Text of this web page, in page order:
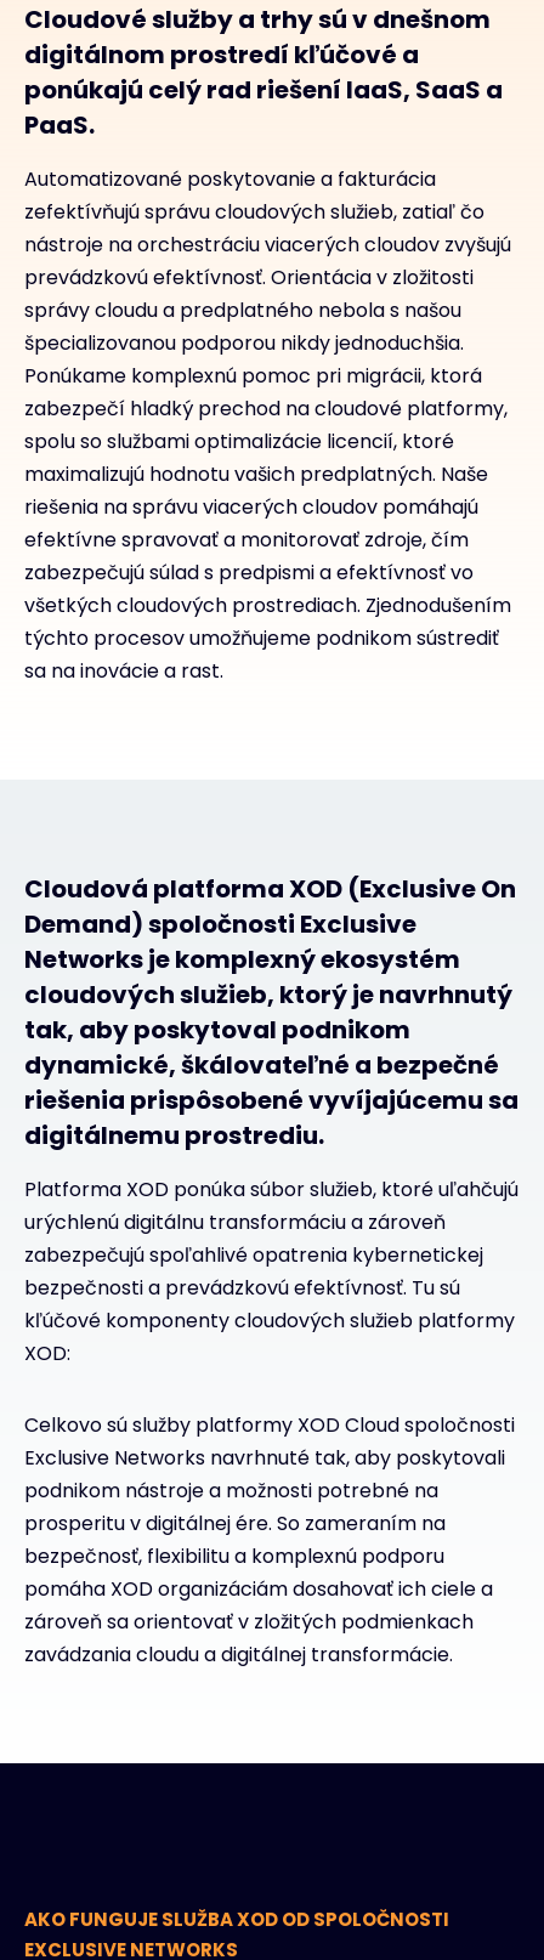
Cloudové služby a trhy sú v dnešnom
digitálnom prostredí kľúčové a
ponúkajú celý rad riešení IaaS, SaaS a
PaaS.
Automatizované poskytovanie a fakturácia
zefektívňujú správu cloudových služieb, zatiaľ čo
nástroje na orchestráciu viacerých cloudov zvyšujú
prevádzkovú efektívnosť. Orientácia v zložitosti
správy cloudu a predplatného nebola s našou
špecializovanou podporou nikdy jednoduchšia.
Ponúkame komplexnú pomoc pri migrácii, ktorá
zabezpečí hladký prechod na cloudové platformy,
spolu so službami optimalizácie licencií, ktoré
maximalizujú hodnotu vašich predplatných. Naše
riešenia na správu viacerých cloudov pomáhajú
efektívne spravovať a monitorovať zdroje, čím
zabezpečujú súlad s predpismi a efektívnosť vo
všetkých cloudových prostrediach. Zjednodušením
týchto procesov umožňujeme podnikom sústrediť
sa na inovácie a rast.
Cloudová platforma XOD (Exclusive On
Demand) spoločnosti Exclusive
Networks je komplexný ekosystém
cloudových služieb, ktorý je navrhnutý
tak, aby poskytoval podnikom
dynamické, škálovateľné a bezpečné
riešenia prispôsobené vyvíjajúcemu sa
digitálnemu prostrediu.
Platforma XOD ponúka súbor služieb, ktoré uľahčujú
urýchlenú digitálnu transformáciu a zároveň
zabezpečujú spoľahlivé opatrenia kybernetickej
bezpečnosti a prevádzkovú efektívnosť. Tu sú
kľúčové komponenty cloudových služieb platformy
XOD:
Celkovo sú služby platformy XOD Cloud spoločnosti
Exclusive Networks navrhnuté tak, aby poskytovali
podnikom nástroje a možnosti potrebné na
prosperitu v digitálnej ére. So zameraním na
bezpečnosť, flexibilitu a komplexnú podporu
pomáha XOD organizáciám dosahovať ich ciele a
zároveň sa orientovať v zložitých podmienkach
zavádzania cloudu a digitálnej transformácie.
AKO FUNGUJE SLUŽBA XOD OD SPOLOČNOSTI
EXCLUSIVE NETWORKS